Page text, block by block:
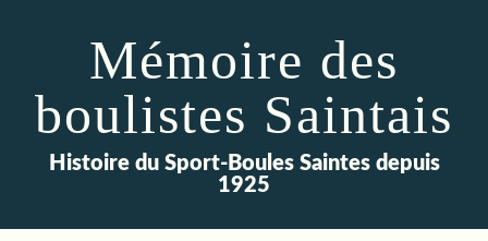
Mémoire des
boulistes Saintais
Histoire du Sport-Boules Saintes depuis
1925